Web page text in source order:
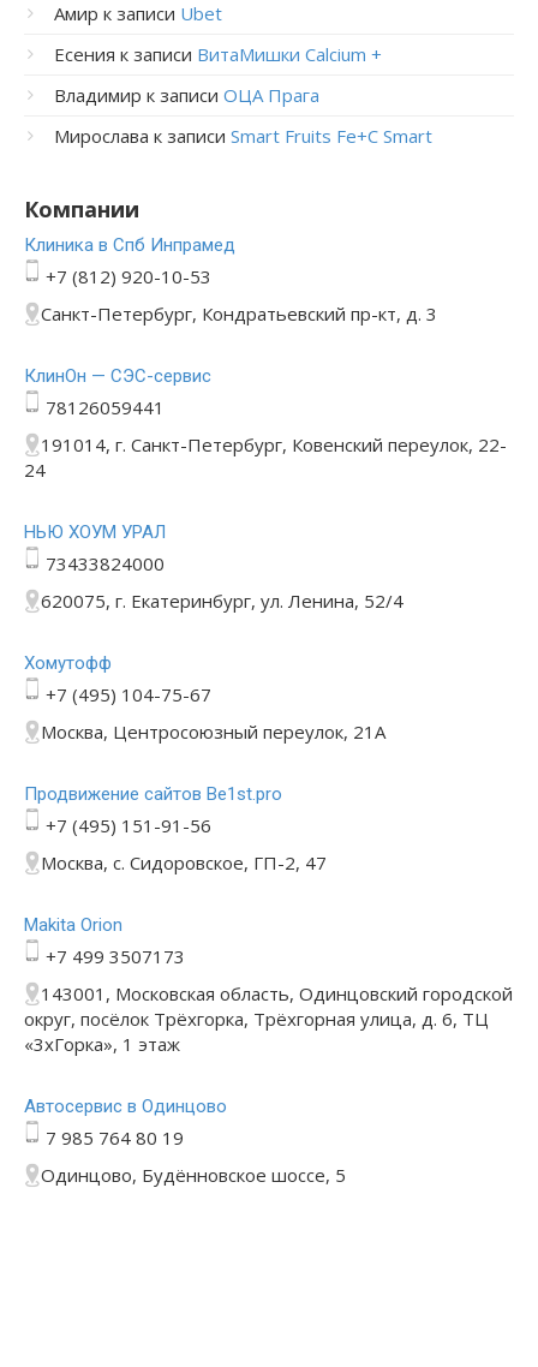
Амир к записи Ubet
Есения к записи ВитаМишки Calcium +
Владимир к записи ОЦА Прага
Мирослава к записи Smart Fruits Fe+C Smart
Компании
Клиника в Спб Инпрамед
+7 (812) 920-10-53
Санкт-Петербург, Кондратьевский пр-кт, д. 3
КлинОн — СЭС-сервис
78126059441
191014, г. Санкт-Петербург, Ковенский переулок, 22-
24
НЬЮ ХОУМ УРАЛ
73433824000
620075, г. Екатеринбург, ул. Ленина, 52/4
Хомутофф
+7 (495) 104-75-67
Москва, Центросоюзный переулок, 21А
Продвижение сайтов Be1st.pro
+7 (495) 151-91-56
Москва, с. Сидоровское, ГП-2, 47
Makita Orion
+7 499 3507173
143001, Московская область, Одинцовский городской
округ, посёлок Трёхгорка, Трёхгорная улица, д. 6, ТЦ
«3хГорка», 1 этаж
Автосервис в Одинцово
7 985 764 80 19
Одинцово, Будённовское шоссе, 5